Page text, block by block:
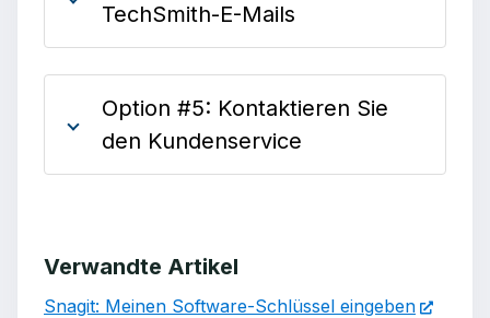
TechSmith-E-Mails
Option #5: Kontaktieren Sie
den Kundenservice
Verwandte Artikel
Snagit: Meinen Software-Schlüssel eingeben